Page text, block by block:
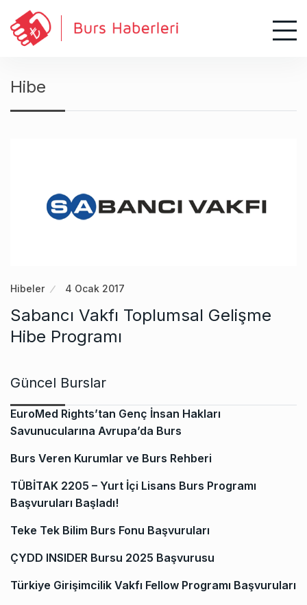
Hibe
Hibeler 4 Ocak 2017
Sabancı Vakfı Toplumsal Gelişme
Hibe Programı
Güncel Burslar
EuroMed Rights’tan Genç İnsan Hakları
Savunucularına Avrupa’da Burs
Burs Veren Kurumlar ve Burs Rehberi
TÜBİTAK 2205 – Yurt İçi Lisans Burs Programı
Başvuruları Başladı!
Teke Tek Bilim Burs Fonu Başvuruları
ÇYDD INSIDER Bursu 2025 Başvurusu
Türkiye Girişimcilik Vakfı Fellow Programı Başvuruları